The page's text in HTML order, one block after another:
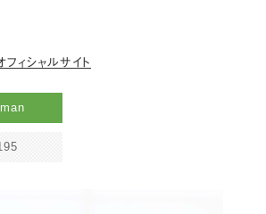
シャルサイト